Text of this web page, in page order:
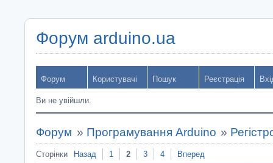
Форум arduino.ua
Форум Користувачі Пошук Реєстрація
Ви не увійшли.
Форум » Програмування Arduino »
Сторінки Назад 1 2 3 4 Вперед